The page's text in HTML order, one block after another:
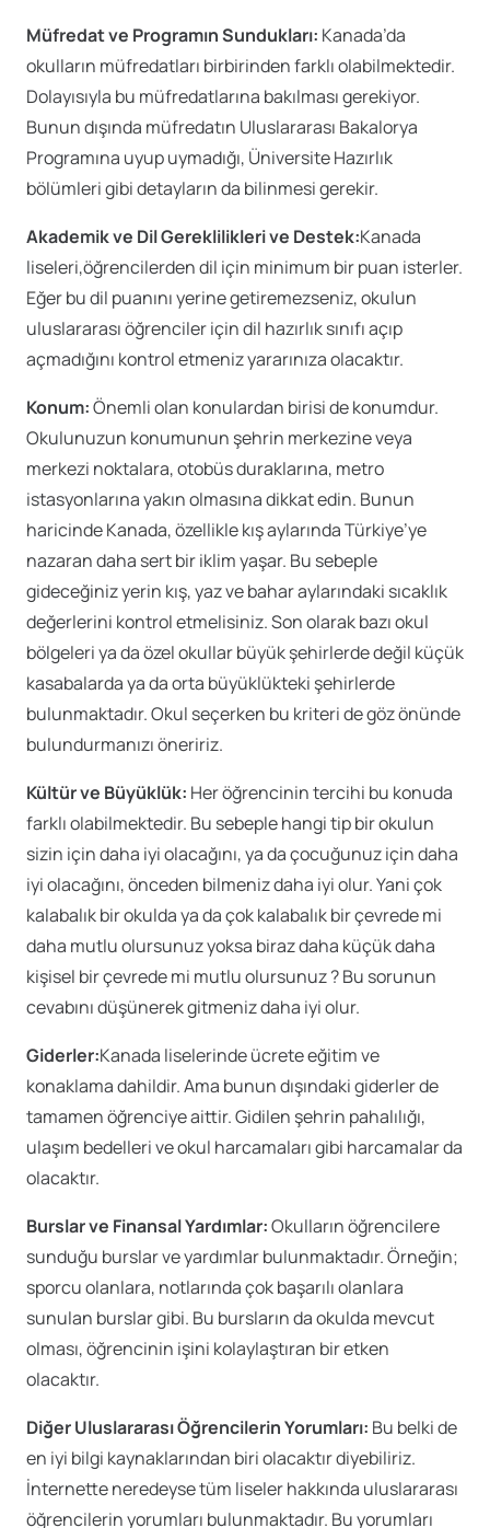
Müfredat ve Programın Sundukları: Kanada’da
okulların müfredatları birbirinden farklı olabilmektedir.
Dolayısıyla bu müfredatlarına bakılması gerekiyor.
Bunun dışında müfredatın Uluslararası Bakalorya
Programına uyup uymadığı, Üniversite Hazırlık
bölümleri gibi detayların da bilinmesi gerekir.
Akademik ve Dil Gereklilikleri ve Destek:Kanada
liseleri,öğrencilerden dil için minimum bir puan isterler.
Eğer bu dil puanını yerine getiremezseniz, okulun
uluslararası öğrenciler için dil hazırlık sınıfı açıp
açmadığını kontrol etmeniz yararınıza olacaktır.
Konum:Önemli olan konulardan birisi de konumdur.
Okulunuzun konumunun şehrin merkezine veya
merkezi noktalara, otobüs duraklarına, metro
istasyonlarına yakın olmasına dikkat edin. Bunun
haricinde Kanada, özellikle kış aylarında Türkiye’ye
nazaran daha sert bir iklim yaşar. Bu sebeple
gideceğiniz yerin kış, yaz ve bahar aylarındaki sıcaklık
değerlerini kontrol etmelisiniz. Son olarak bazı okul
bölgeleri ya da özel okullar büyük şehirlerde değil küçük
kasabalarda ya da orta büyüklükteki şehirlerde
bulunmaktadır. Okul seçerken bu kriteri de göz önünde
bulundurmanızı öneririz.
Kültür ve Büyüklük: Her öğrencinin tercihi bu konuda
farklı olabilmektedir. Bu sebeple hangi tip bir okulun
sizin için daha iyi olacağını, ya da çocuğunuz için daha
iyi olacağını, önceden bilmeniz daha iyi olur. Yani çok
kalabalık bir okulda ya da çok kalabalık bir çevrede mi
daha mutlu olursunuz yoksa biraz daha küçük daha
kişisel bir çevrede mi mutlu olursunuz ? Bu sorunun
cevabını düşünerek gitmeniz daha iyi olur.
Giderler:Kanada liselerinde ücrete eğitim ve
konaklama dahildir. Ama bunun dışındaki giderler de
tamamen öğrenciye aittir. Gidilen şehrin pahalılığı,
ulaşım bedelleri ve okul harcamaları gibi harcamalar da
olacaktır.
Burslar ve Finansal Yardımlar:Okulların öğrencilere
sunduğu burslar ve yardımlar bulunmaktadır. Örneğin;
sporcu olanlara, notlarında çok başarılı olanlara
sunulan burslar gibi. Bu bursların da okulda mevcut
olması, öğrencinin işini kolaylaştıran bir etken
olacaktır.
Diğer Uluslararası Öğrencilerin Yorumları: Bu belki de
en iyi bilgi kaynaklarından biri olacaktır diyebiliriz.
İnternette neredeyse tüm liseler hakkında uluslararası
öğrencilerin yorumları bulunmaktadır. Bu yorumları